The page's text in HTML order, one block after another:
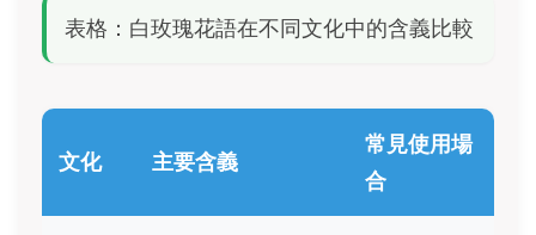
表格：白玫瑰花語在不同文化中的含義比較
文化 主要含義
常見使用場
合